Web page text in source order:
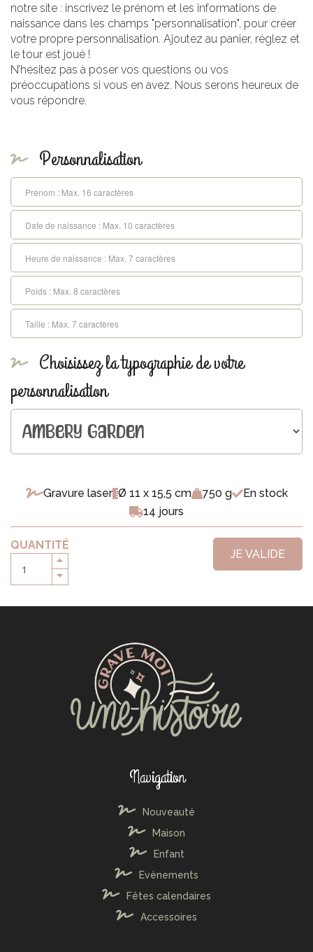
notre site : inscrivez le prénom et les informations de
naissance dans les champs "personnalisation", pour créer
votre propre personnalisation. Ajoutez au panier, réglez et
le tour est joué !
N’hésitez pas à poser vos questions ou vos
préoccupations si vous en avez. Nous serons heureux de
vous répondre.
Personnalisation
Choisissez la typographie de votre
personnalisation
Gravure laser Ø 11 x 15,5 cm 750 g
En stock
14 jours
QUANTITÉ
JE VALIDE
Navigation
Nouveauté
Maison
Enfant
Evènements
Fêtes calendaires
Accessoires